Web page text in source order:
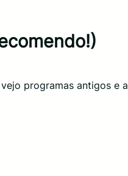
programas antigos e